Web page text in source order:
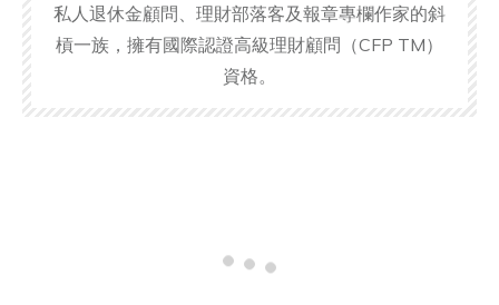
私人退休金顧問、理財部落客及報章專欄作家的斜
槓一族，擁有國際認證高級理財顧問（CFP TM）
資格。